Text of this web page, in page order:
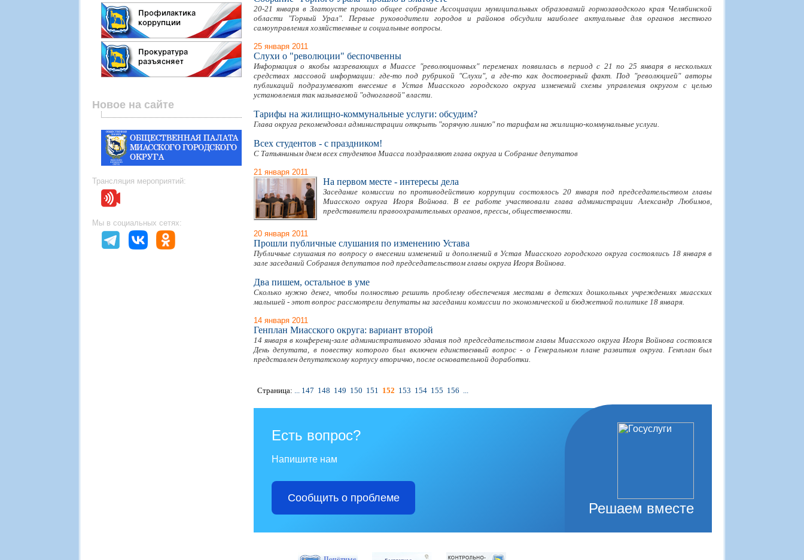
Новое на сайте
Трансляция мероприятий:
Мы в социальных сетях:
20-21 января в Златоусте прошло общее собрание Ассоциации муниципальных образований горнозаводского края Челябинской
области "Горный Урал". Первые руководители городов и районов обсудили наиболее актуальные для органов местного
самоуправления хозяйственные и социальные вопросы.
25 января 2011
Слухи о "революции" беспочвенны
Информация о якобы назревающих в Миассе "революционных" переменах появилась в период с 21 по 25 января в нескольких
средствах массовой информации: где-то под рубрикой "Слухи", а где-то как достоверный факт. Под "революцией" авторы
публикаций подразумевают внесение в Устав Миасского городского округа изменений схемы управления округом с целью
установления так называемой "одноглавой" власти.
Тарифы на жилищно-коммунальные услуги: обсудим?
Глава округа рекомендовал администрации открыть "горячую линию" по тарифам на жилищно-коммунальные услуги.
Всех студентов - с праздником!
С Татьяниным днем всех студентов Миасса поздравляют глава округа и Собрание депутатов
21 января 2011
На первом месте - интересы дела
Заседание комиссии по противодействию коррупции состоялось 20 января под председательством главы
Миасского округа Игоря Войнова. В ее работе участвовали глава администрации Александр Любимов,
представители правоохранительных органов, прессы, общественности.
20 января 2011
Прошли публичные слушания по изменению Устава
Публичные слушания по вопросу о внесении изменений и дополнений в Устав Миасского городского округа состоялись 18 января в
зале заседаний Собрания депутатов под председательством главы округа Игоря Войнова.
Два пишем, остальное в уме
Сколько нужно денег, чтобы полностью решить проблему обеспечения местами в детских дошкольных учреждениях миасских
малышей - этот вопрос рассмотрели депутаты на заседании комиссии по экономической и бюджетной политике 18 января.
14 января 2011
Генплан Миасского округа: вариант второй
14 января в конференц-зале административного здания под председательством главы Миасского округа Игоря Войнова состоялся
День депутата, в повестку которого был включен единственный вопрос - о Генеральном плане развития округа. Генплан был
представлен депутатскому корпусу вторично, после основательной доработки.
Страница: 147 148 149 150 151 152 153 154 155 156
Решаем вместе
Есть вопрос?
Напишите нам
Сообщить о проблеме